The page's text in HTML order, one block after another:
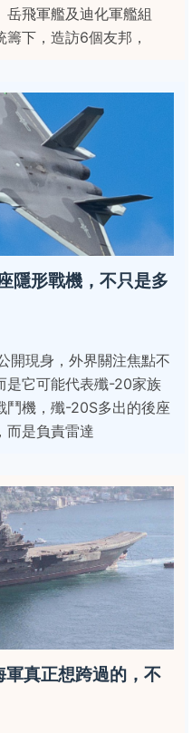
岳飛軍艦及迪化軍艦組
下，造訪6個友邦，
隱形戰機，不只是多
開現身，外界關注焦點不
是它可能代表殲-20家族
鬥機，殲-20S多出的後座
而是負責雷達
真正想跨過的，不